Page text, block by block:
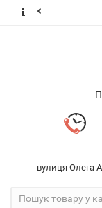
вулиця Олега